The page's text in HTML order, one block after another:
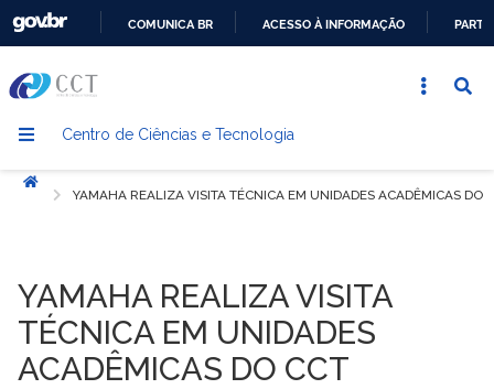
CONTEÚDO
COMUNICA BR ACESSO À INFORMAÇÃO
Centro de Ciências e Tecnologia
Início
YAMAHA REALIZA VISITA TÉCNICA EM UNIDADES ACADÊMICAS DO
YAMAHA REALIZA VISITA
TÉCNICA EM UNIDADES
ACADÊMICAS DO CCT